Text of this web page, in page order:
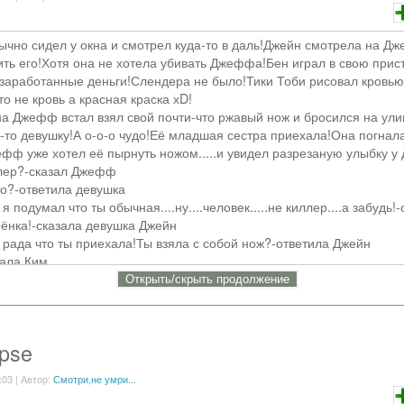
сидел у окна и смотрел куда-то в даль!Джейн смотрела на
его!Хотя она не хотела убивать Джеффа!Бен играл в свою
деньги!Слендера не было!Тики Тоби рисовал
не кровь а красная краска хD!
Джефф встал взял свой почти-что ржавый нож и бросился на
то девушку!А о-о-о чудо!Её младшая сестра приехала!Она
уже хотел её пырнуть ножом.....и увидел разрезаную улыбку у
сказал Джефф
ответила девушка
я подумал что ты обычная....ну....человек.....не киллер....а
сказала девушка Джейн
что ты приехала!Ты взяла с собой нож?-ответила Джейн
Ким.
Ким я тебе комнату покажу!
знает что она тут?
Джейн!
Открыть/cкрыть продолжение
| Автор: Смотри,не умри...